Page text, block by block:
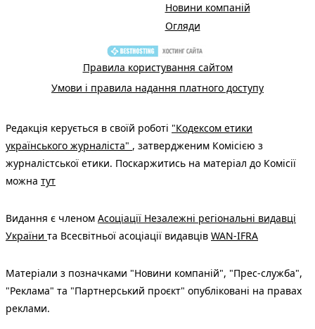
Новини компаній
Огляди
Правила користування сайтом
Умови і правила надання платного доступу
Редакція керується в своїй роботі "Кодексом етики
українського журналіста" , затвердженим Комісією з
журналістської етики. Поскаржитись на матеріал до Комісії
можна тут
Видання є членом Асоціації Незалежні регіональні видавці
України та Всесвітньої асоціації видавців WAN-IFRA
Матеріали з позначками "Новини компаній", "Прес-служба",
"Реклама" та "Партнерський проєкт" опубліковані на правах
реклами.